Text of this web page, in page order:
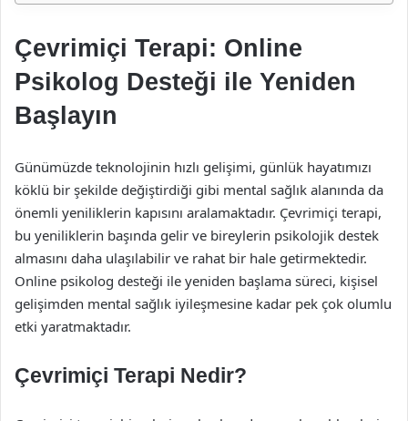
Çevrimiçi Terapi: Online
Psikolog Desteği ile Yeniden
Başlayın
Günümüzde teknolojinin hızlı gelişimi, günlük hayatımızı
köklü bir şekilde değiştirdiği gibi mental sağlık alanında da
önemli yeniliklerin kapısını aralamaktadır. Çevrimiçi terapi,
bu yeniliklerin başında gelir ve bireylerin psikolojik destek
almasını daha ulaşılabilir ve rahat bir hale getirmektedir.
Online psikolog desteği ile yeniden başlama süreci, kişisel
gelişimden mental sağlık iyileşmesine kadar pek çok olumlu
etki yaratmaktadır.
Çevrimiçi Terapi Nedir?